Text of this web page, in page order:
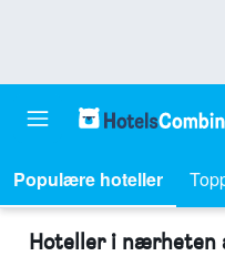
Populære hoteller
Hoteller i nærheten